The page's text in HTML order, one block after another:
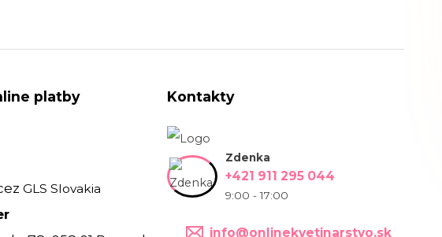
platby
GLS Slovakia
Kontakty
Zdenka
+421 911 295 044
9:00 - 17:00
info@onlinekvetinarstvo.sk